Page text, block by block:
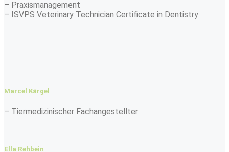
– Praxismanagement
– ISVPS Veterinary Technician Certificate in Dentistry
Marcel Kärgel
– Tiermedizinischer Fachangestellter
Ella Rehbein